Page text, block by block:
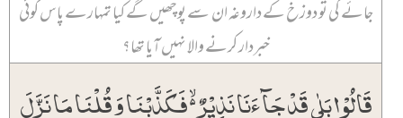
جائے گی تو دوزخ کے داروغہ ان سے پوچھیں گے کیا تمہارے پاس کوئی
خبردار کرنے والا نہیں آیا تھا؟
قَالُوۡا بَلٰی قَدۡ جَآءَنَا نَذِیۡرٌ ۬ۙ فَکَذَّبۡنَا وَ قُلۡنَا مَا نَزَّلَ